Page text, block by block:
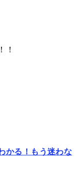
！
かる！もう迷わな